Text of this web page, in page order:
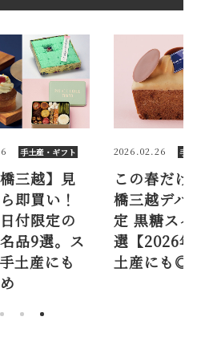
2026.02.26 手土産・ギフト
この春だけ！ 日本
橋三越デパ地下限
定 黒糖スイーツ10
選【2026年春／手
土産にも◎】
【東
丹新
えな
なお
温、